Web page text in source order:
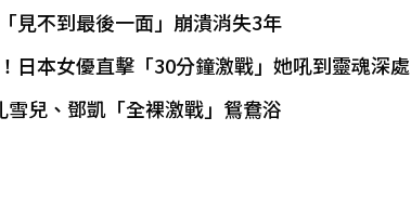
見不到最後一面」崩潰消失3年
日本女優直擊「30分鐘激戰」她吼到靈魂深處
兒、鄧凱「全裸激戰」鴛鴦浴